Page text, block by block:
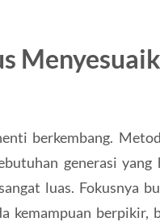
berkembang.
generasi
luas. Fokusnya
kemampuan berpikir,